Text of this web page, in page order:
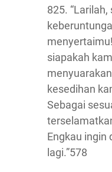
825. “Larilah,
siapakah
menyuarakan
kesedihan
Sebagai
Engkau ingin
lagi.”578